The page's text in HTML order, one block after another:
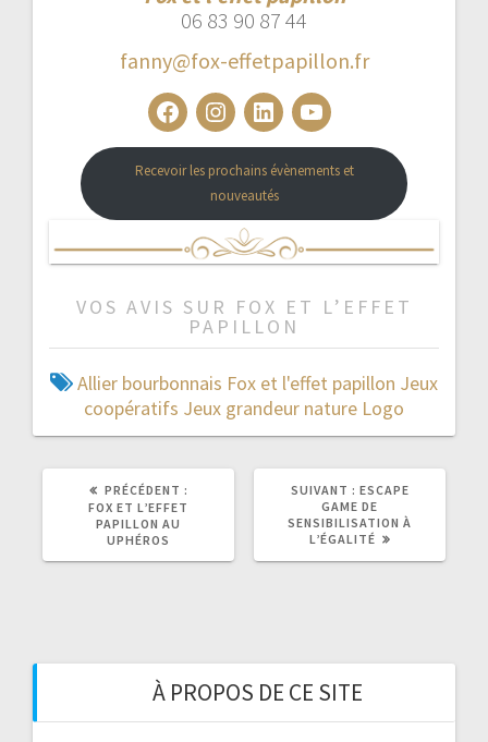
06 83 90 87 44
fanny@fox-effetpapillon.fr
Facebook Instagram LinkedIn YouTube
Recevoir les prochains évènements et
nouveautés
VOS AVIS SUR FOX ET L’EFFET
PAPILLON
Allier bourbonnais Fox et l'effet papillon Jeux
coopératifs Jeux grandeur nature Logo
PRÉCÉDENT :
FOX ET L’EFFET
PAPILLON AU
UPHÉROS
SUIVANT : ARTICLE
SUIVANT
:
ESCAPE
GAME DE
SENSIBILISATION À
L’ÉGALITÉ
À PROPOS DE CE SITE